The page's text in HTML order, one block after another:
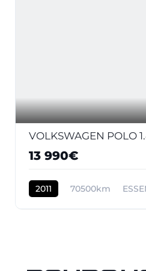
13 990€
2011 70500km